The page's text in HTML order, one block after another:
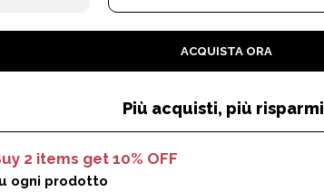
ACQUISTA ORA
Più acquisti, più
2 items get 10% OFF
ogni prodotto